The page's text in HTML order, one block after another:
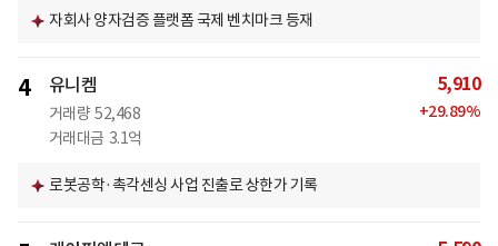
자회사 양자검증 플랫폼 국제 벤치마크 등재
4 유니켐
거래량 52,468
거래대금 3.1억
5,910
+29.89%
로봇공학·촉각센싱 사업 진출로 상한가 기록